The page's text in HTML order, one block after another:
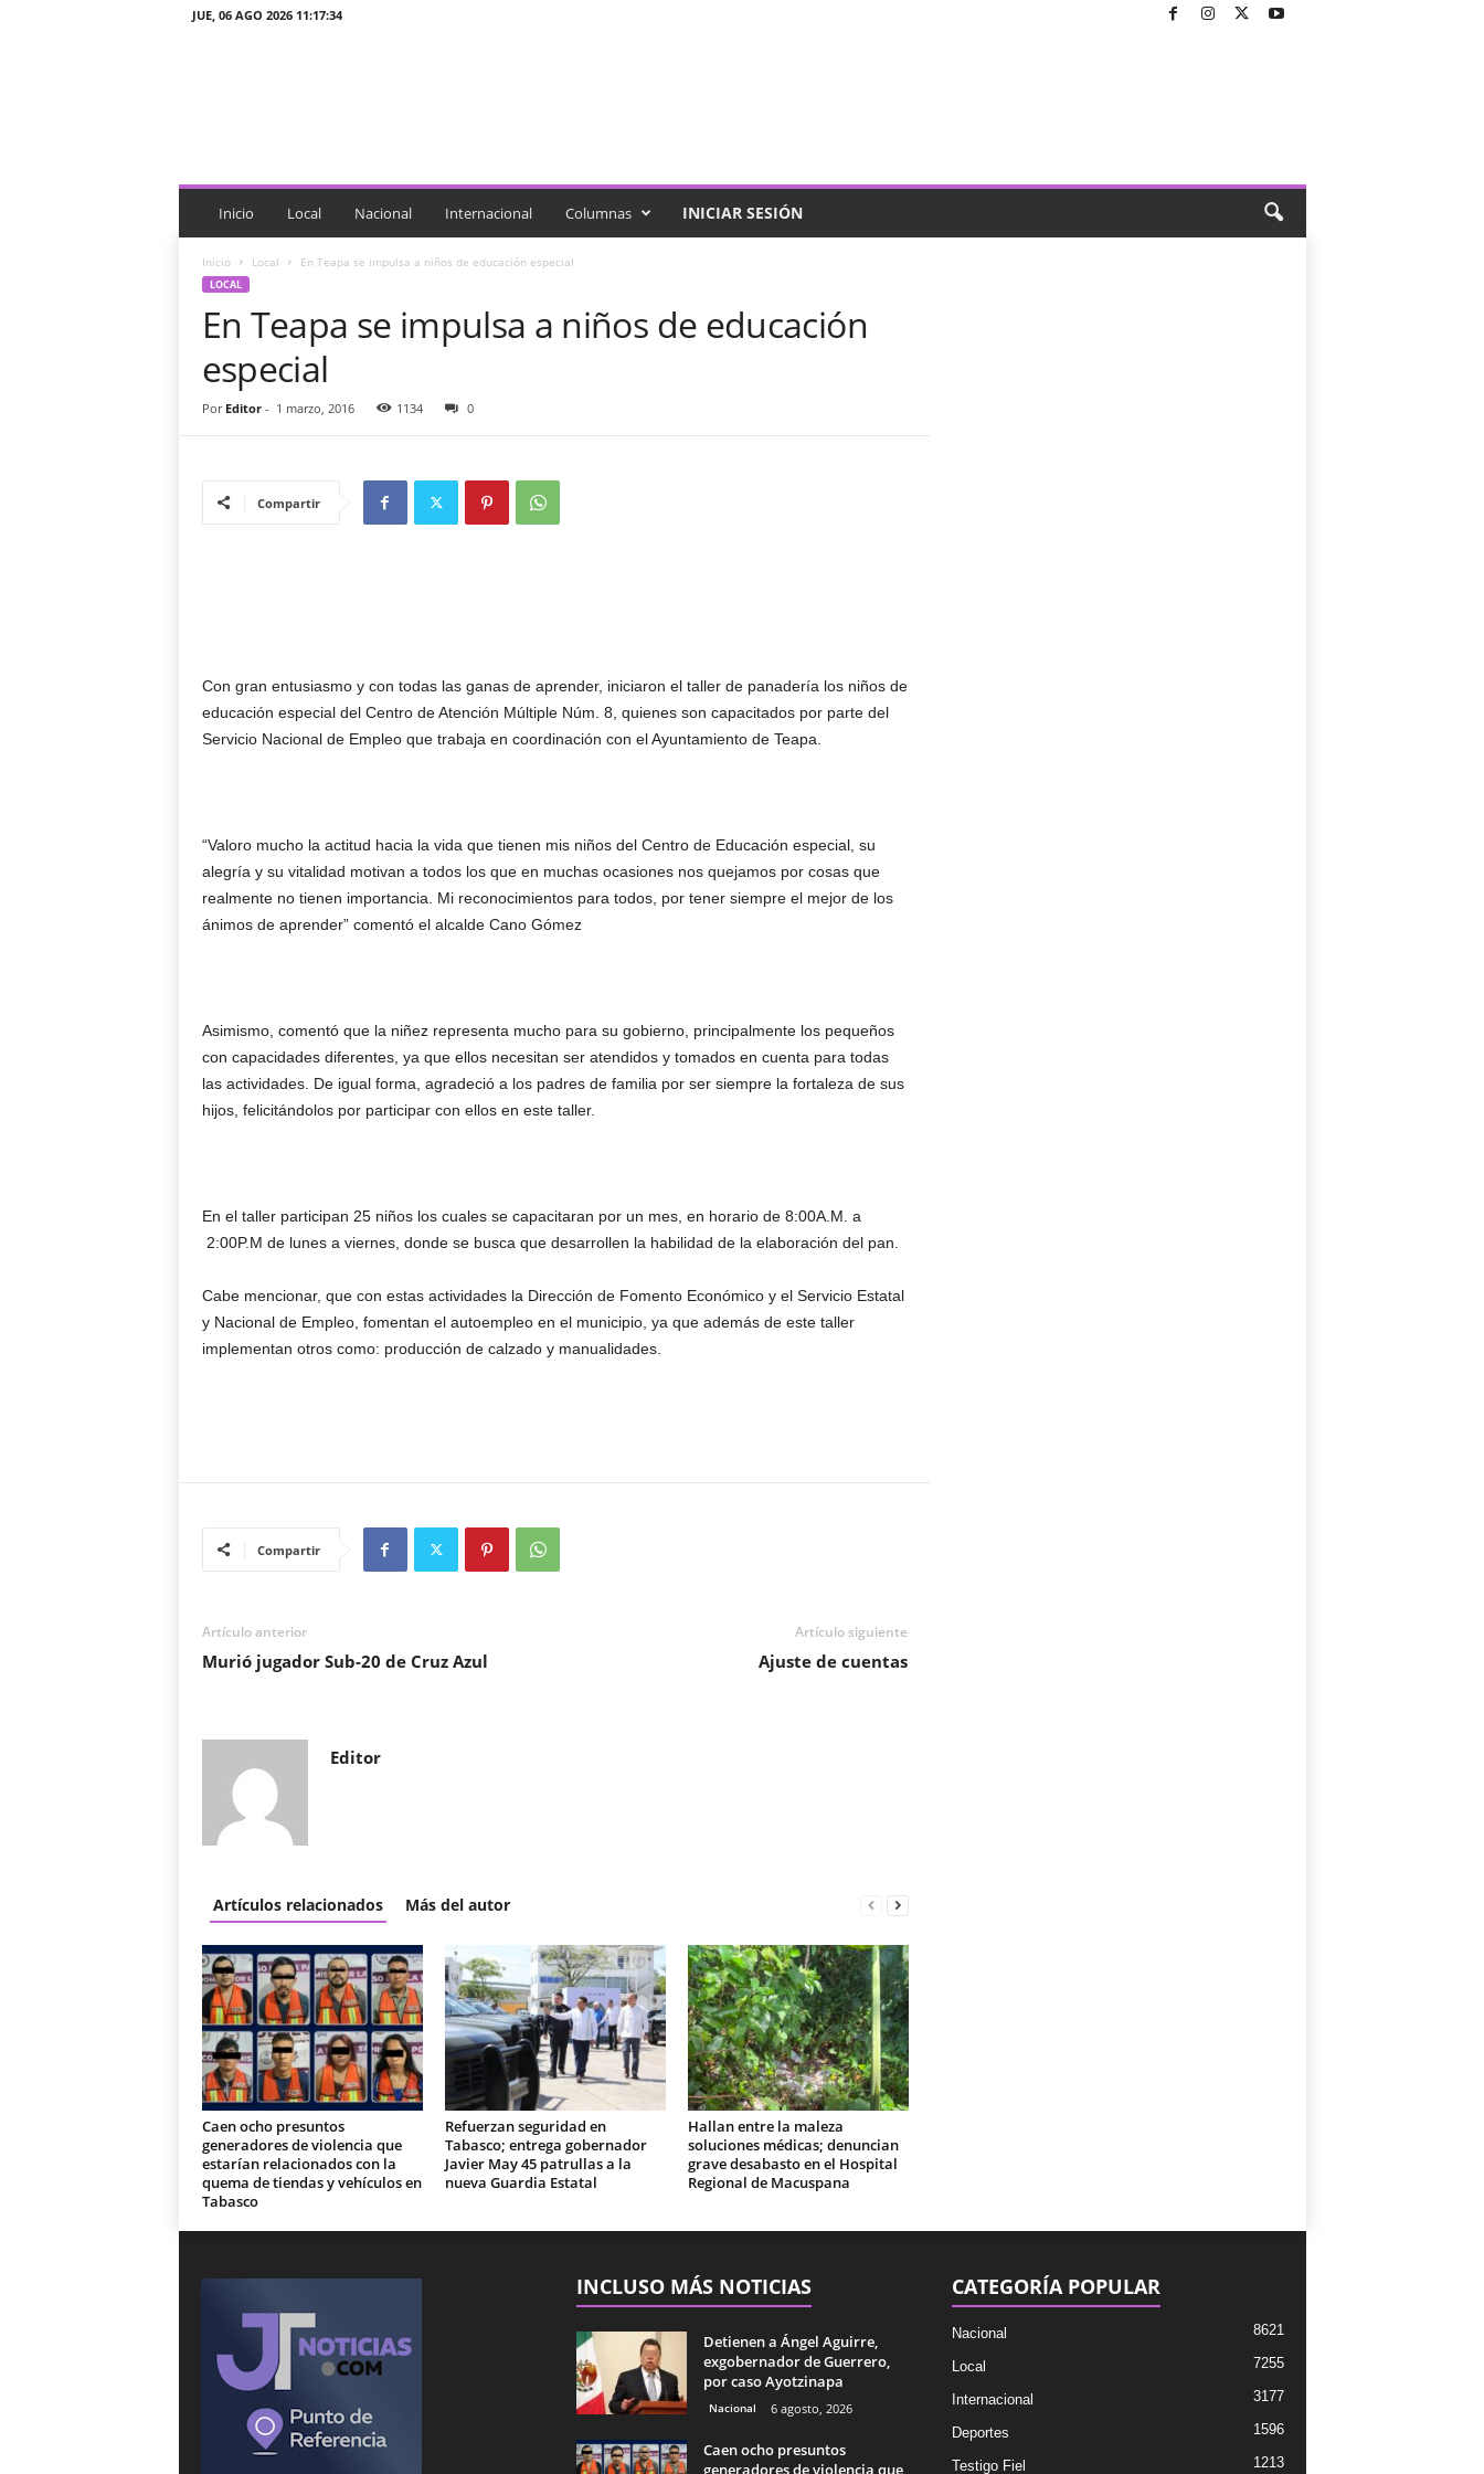
JUE, 06 AGO 2026 11:17:34
c
a
Inicio Local Nacional Internacional Columnas INICIAR SESIÓN
Inicio Local En Teapa se impulsa a niños de educación especial
LOCAL
En Teapa se impulsa a niños de educación
especial
Por Editor- 1 marzo, 2016 1134 0
Compartir
Con gran entusiasmo y con todas las ganas de aprender, iniciaron el taller de panadería los niños de
educación especial del Centro de Atención Múltiple Núm. 8, quienes son capacitados por parte del
Servicio Nacional de Empleo que trabaja en coordinación con el Ayuntamiento de Teapa.
“Valoro mucho la actitud hacia la vida que tienen mis niños del Centro de Educación especial, su
alegría y su vitalidad motivan a todos los que en muchas ocasiones nos quejamos por cosas que
realmente no tienen importancia. Mi reconocimientos para todos, por tener siempre el mejor de los
ánimos de aprender” comentó el alcalde Cano Gómez
Asimismo, comentó que la niñez representa mucho para su gobierno, principalmente los pequeños
con capacidades diferentes, ya que ellos necesitan ser atendidos y tomados en cuenta para todas
las actividades. De igual forma, agradeció a los padres de familia por ser siempre la fortaleza de sus
hijos, felicitándolos por participar con ellos en este taller.
En el taller participan 25 niños los cuales se capacitaran por un mes, en horario de 8:00A.M. a
2:00P.M de lunes a viernes, donde se busca que desarrollen la habilidad de la elaboración del pan.
Cabe mencionar, que con estas actividades la Dirección de Fomento Económico y el Servicio Estatal
y Nacional de Empleo, fomentan el autoempleo en el municipio, ya que además de este taller
implementan otros como: producción de calzado y manualidades.
Compartir
Artículo anterior
Murió jugador Sub-20 de Cruz Azul
Artículo siguiente
Ajuste de cuentas
Editor
Artículos relacionados Más del autor
Caen ocho presuntos
generadores de violencia que
estarían relacionados con la
quema de tiendas y vehículos en
Tabasco
Refuerzan seguridad en
Tabasco; entrega gobernador
Javier May 45 patrullas a la
nueva Guardia Estatal
Hallan entre la maleza
soluciones médicas; denuncian
grave desabasto en el Hospital
Regional de Macuspana
INCLUSO MÁS NOTICIAS
Detienen a Ángel Aguirre,
exgobernador de Guerrero,
por caso Ayotzinapa
Nacional 6 agosto, 2026
Caen ocho presuntos
generadores de violencia que
CATEGORÍA POPULAR
Nacional 8621
Local 7255
Internacional 3177
Deportes 1596
Testigo Fiel 1213